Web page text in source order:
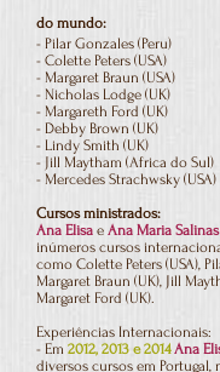
do mundo:
- Pilar Gonzales (Peru)
- Colette Peters (USA)
- Margaret Braun (USA)
- Nicholas Lodge (UK)
- Margareth Ford (UK)
- Debby Brown (UK)
- Lindy Smith (UK)
- Jill Maytham (Africa do Sul)
- Mercedes Strachwsky (USA)
Cursos ministrados:
Ana Elisa e Ana Maria Salinas
inúmeros cursos
como Colette Peters (USA),
Margaret Braun (UK), Jill
Margaret Ford (UK).
Experiências Internacionais:
- Em 2012, 2013 e 2014 Ana
diversos cursos em Portugal,